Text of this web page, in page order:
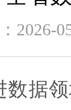
：
数据